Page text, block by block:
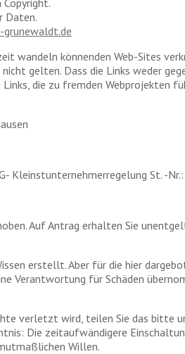
Daten.
wandeln könnenden Web-Sites
gelten. Dass die Links weder
die zu fremden Webprojekten
Kleinstunternehmerregelung St. -
Auf Antrag erhalten Sie
erstellt. Aber für die hier
Verantwortung für Schäden
verletzt wird, teilen Sie das bitte
Die zeitaufwändigere
Willen.